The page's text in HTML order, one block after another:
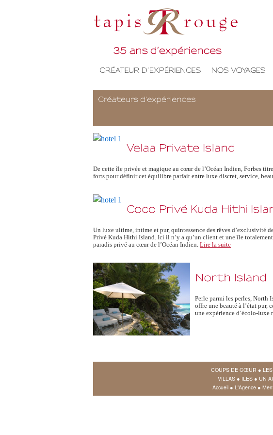
De cette île privée et magique au cœur de l’Océan Indien, Forbes
forts pour définir cet équilibre parfait entre luxe discret, service,
Un luxe ultime, intime et pur, quintessence des rêves d’exclusivité
Privé Kuda Hithi Island. Ici il n’y a qu’un client et une île
paradis privé au cœur de l’Océan Indien. Lire la suite
Perle parmi les perles, North
offre une beauté à l’état pur,
une expérience d’écolo-luxe
COUPS DE CŒUR ●
VILLAS ● ÎLES ● UN
Accueil ● L'Agence ●